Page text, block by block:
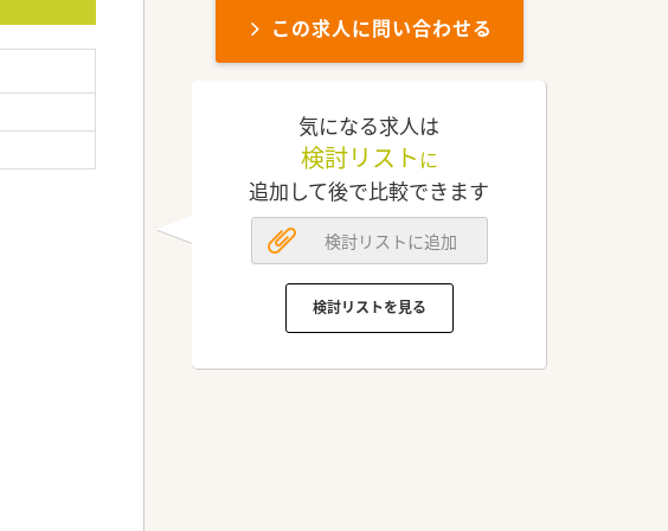
この求人に問い合わせる
気になる求人は
検討リスト に
追加して後で比較できます
検討リストに追加
検討リストを見る